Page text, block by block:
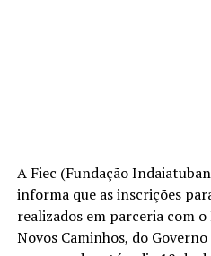
A Fiec (Fundação
informa que as inscrições
realizados em parceria com o
Novos Caminhos, do